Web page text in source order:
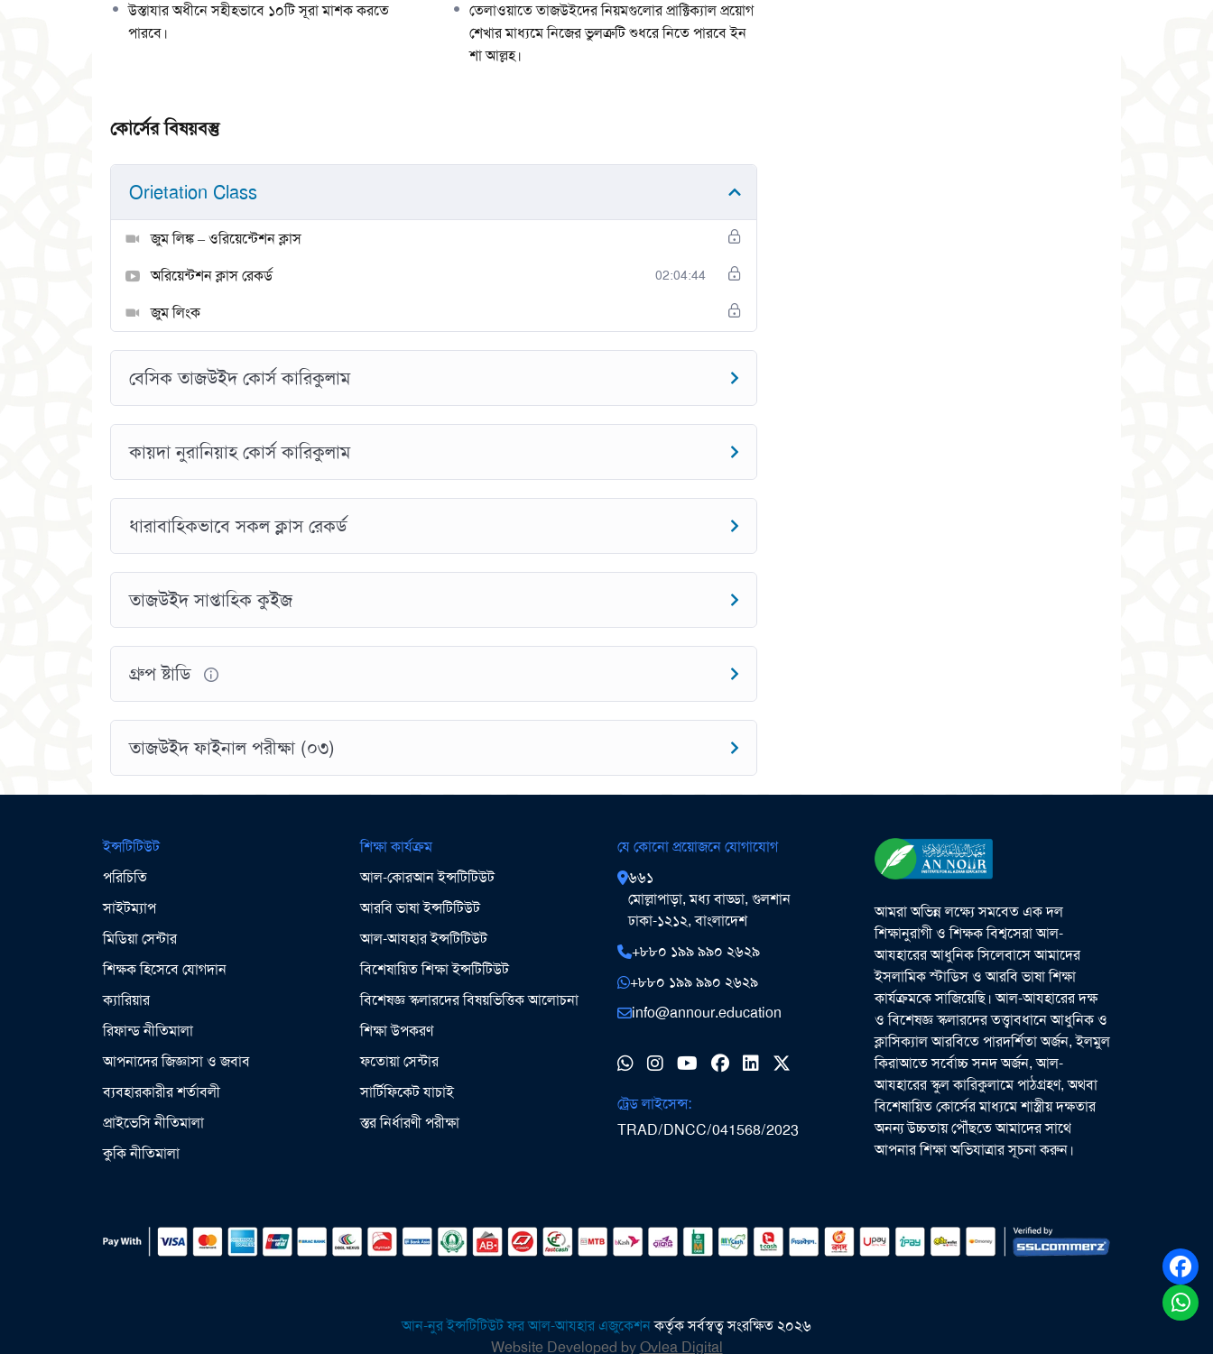
উস্তাযার অধীনে সহীহভাবে ১০টি সূরা মাশক করতে
পারবে।
তেলাওয়াতে তাজউইদের নিয়মগুলোর প্রাক্টিক্যাল প্রয়োগ
শেখার মাধ্যমে নিজের ভুলত্রুটি শুধরে নিতে পারবে ইন
শা আল্লহ।
কোর্সের বিষয়বস্তু
Orietation Class
জুম লিঙ্ক – ওরিয়েন্টেশন ক্লাস
অরিয়েন্টশন ক্লাস রেকর্ড
02:04:44
জুম লিংক
বেসিক তাজউইদ কোর্স কারিকুলাম
কায়দা নুরানিয়াহ কোর্স কারিকুলাম
ধারাবাহিকভাবে সকল ক্লাস রেকর্ড
তাজউইদ সাপ্তাহিক কুইজ
গ্রুপ ষ্টাডি
তাজউইদ ফাইনাল পরীক্ষা (০৩)
ইন্সটিটিউট
পরিচিতি
সাইটম্যাপ
মিডিয়া সেন্টার
শিক্ষক হিসেবে যোগদান
ক্যারিয়ার
রিফান্ড নীতিমালা
আপনাদের জিজ্ঞাসা ও জবাব
ব্যবহারকারীর শর্তাবলী
প্রাইভেসি নীতিমালা
কুকি নীতিমালা
শিক্ষা কার্যক্রম
আল-কোরআন ইন্সটিটিউট
আরবি ভাষা ইন্সটিটিউট
আল-আযহার ইন্সটিটিউট
বিশেষায়িত শিক্ষা ইন্সটিটিউট
বিশেষজ্ঞ স্কলারদের বিষয়ভিত্তিক আলোচনা
শিক্ষা উপকরণ
ফতোয়া সেন্টার
সার্টিফিকেট যাচাই
স্তর নির্ধারণী পরীক্ষা
যে কোনো প্রয়োজনে যোগাযোগ
৬৬১
মোল্লাপাড়া, মধ্য বাড্ডা, গুলশান
ঢাকা-১২১২, বাংলাদেশ
+৮৮০ ১৯৯ ৯৯০ ২৬২৯
+৮৮০ ১৯৯ ৯৯০ ২৬২৯
info@annour.education
ট্রেড লাইসেন্স:
TRAD/DNCC/041568/2023
আমরা অভিন্ন লক্ষ্যে সমবেত এক দল
শিক্ষানুরাগী ও শিক্ষক বিশ্বসেরা আল-
আযহারের আধুনিক সিলেবাসে আমাদের
ইসলামিক স্টাডিস ও আরবি ভাষা শিক্ষা
কার্যক্রমকে সাজিয়েছি। আল-আযহারের দক্ষ
ও বিশেষজ্ঞ স্কলারদের তত্ত্বাবধানে আধুনিক ও
ক্লাসিক্যাল আরবিতে পারদর্শিতা অর্জন, ইলমুল
কিরাআতে সর্বোচ্চ সনদ অর্জন, আল-
আযহারের স্কুল কারিকুলামে পাঠগ্রহণ, অথবা
বিশেষায়িত কোর্সের মাধ্যমে শাস্ত্রীয় দক্ষতার
অনন্য উচ্চতায় পৌঁছতে আমাদের সাথে
আপনার শিক্ষা অভিযাত্রার সূচনা করুন।
আন-নুর ইন্সটিটিউট ফর আল-আযহার এজুকেশনকর্তৃক সর্বস্বত্ব সংরক্ষিত ২০২৬
Website Developed byOvlea Digital